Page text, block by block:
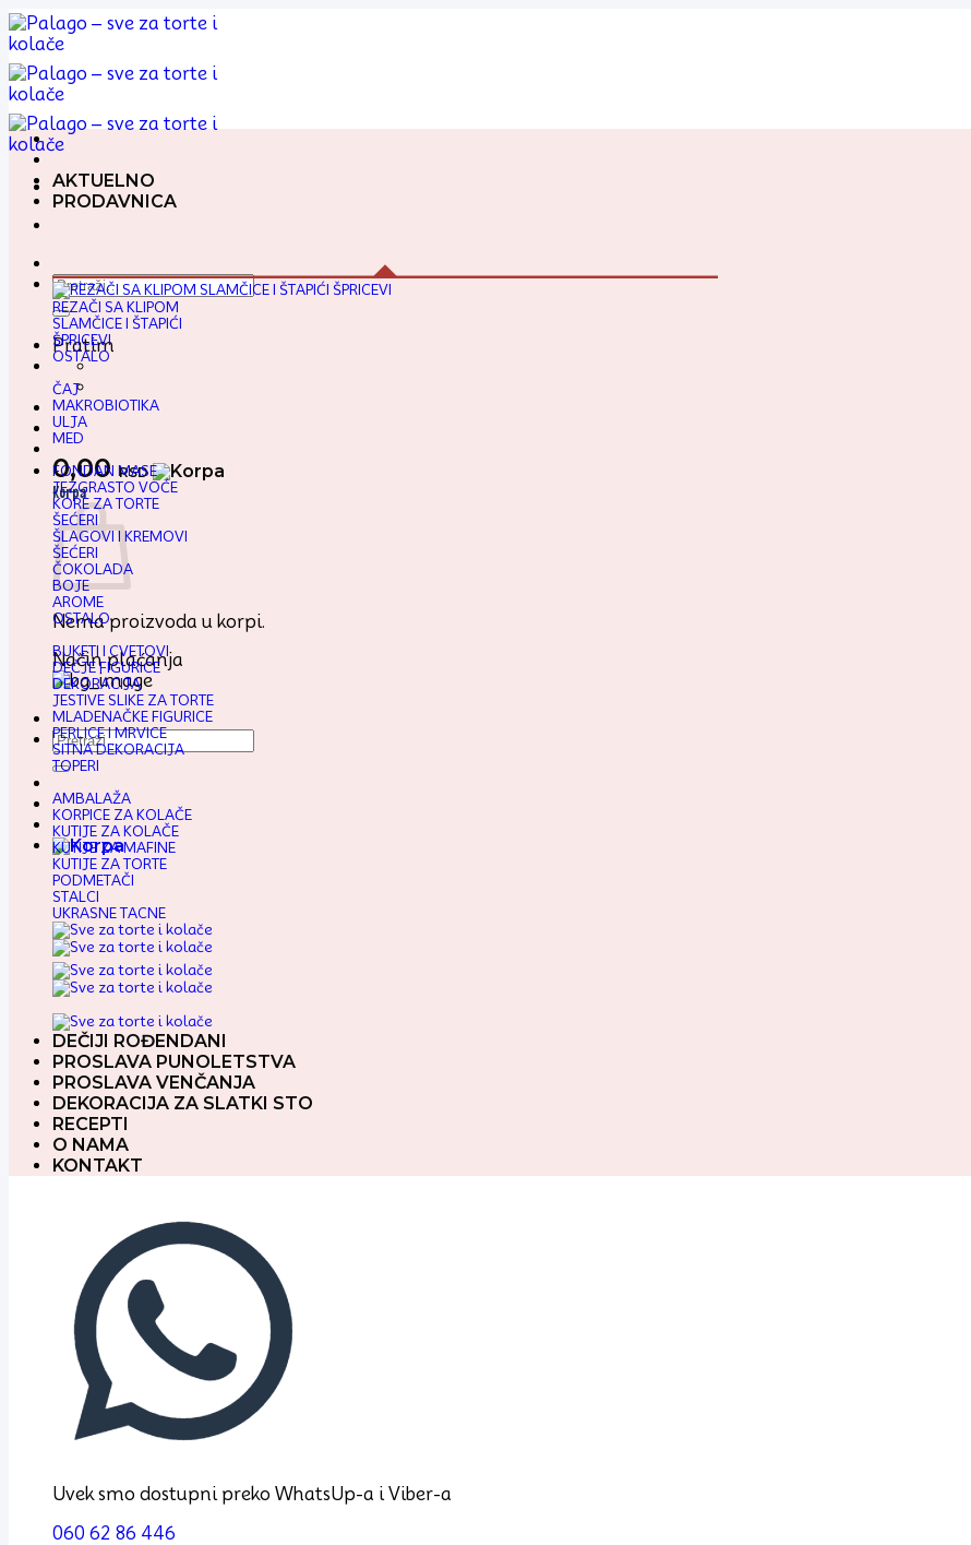
Preskoči
na
sadržaj
Pretraga
za:
Pratim
0,00RSD
Korpa
Nema proizvoda u korpi.
Način plaćanja
Pretraga
za:
AKTUELNO
PRODAVNICA
REZAČI SA KLIPOM
SLAMČICE I ŠTAPIĆI
ŠPRICEVI
OSTALO
ČAJ
MAKROBIOTIKA
ULJA
MED
FONDAN MASE
JEZGRASTO VOĆE
KORE ZA TORTE
ŠEĆERI
ŠLAGOVI I KREMOVI
ŠEĆERI
ČOKOLADA
BOJE
AROME
OSTALO
BUKETI I CVETOVI
DEČJE FIGURICE
DEKORACIJA
JESTIVE SLIKE ZA TORTE
MLADENAČKE FIGURICE
PERLICE I MRVICE
SITNA DEKORACIJA
TOPERI
AMBALAŽA
KORPICE ZA KOLAČE
KUTIJE ZA KOLAČE
KUTIJE ZA MAFINE
KUTIJE ZA TORTE
PODMETAČI
STALCI
UKRASNE TACNE
DEČIJI ROĐENDANI
PROSLAVA PUNOLETSTVA
PROSLAVA VENČANJA
DEKORACIJA ZA SLATKI STO
RECEPTI
O NAMA
KONTAKT
Uvek smo dostupni preko WhatsUp-a i Viber-a
060 62 86 446